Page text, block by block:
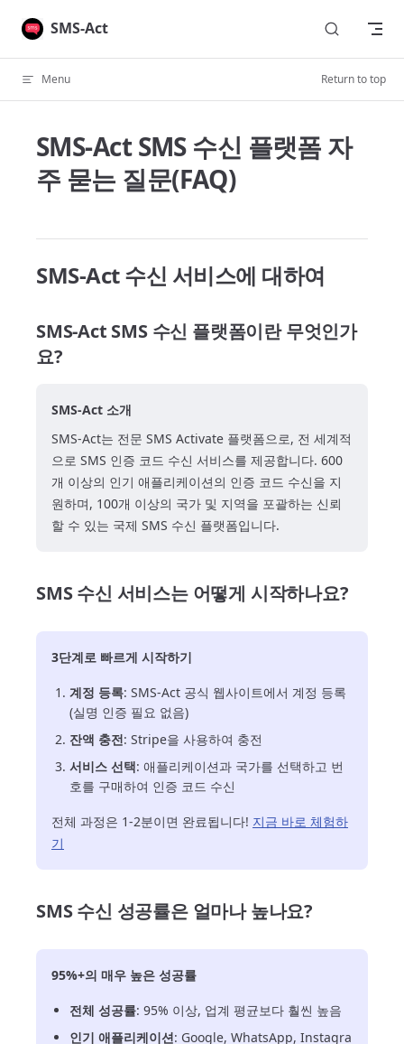
Skip to content
SMS-Act
Menu Return to top
SMS-Act SMS 수신 플랫폼 자
주 묻는 질문(FAQ)
SMS-Act 수신 서비스에 대하여
SMS-Act SMS 수신 플랫폼이란 무엇인가
요?
SMS-Act 소개
SMS-Act는 전문 SMS Activate 플랫폼으로, 전 세계적
으로 SMS 인증 코드 수신 서비스를 제공합니다. 600
개 이상의 인기 애플리케이션의 인증 코드 수신을 지
원하며, 100개 이상의 국가 및 지역을 포괄하는 신뢰
할 수 있는 국제 SMS 수신 플랫폼입니다.
SMS 수신 서비스는 어떻게 시작하나요?
3단계로 빠르게 시작하기
계정 등록: SMS-Act 공식 웹사이트에서 계정 등록
(실명 인증 필요 없음)
잔액 충전: Stripe을 사용하여 충전
서비스 선택: 애플리케이션과 국가를 선택하고 번
호를 구매하여 인증 코드 수신
전체 과정은 1-2분이면 완료됩니다! 지금 바로 체험하
기
SMS 수신 성공률은 얼마나 높나요?
95%+의 매우 높은 성공률
전체 성공률: 95% 이상, 업계 평균보다 훨씬 높음
인기 애플리케이션: Google, WhatsApp, Instagra